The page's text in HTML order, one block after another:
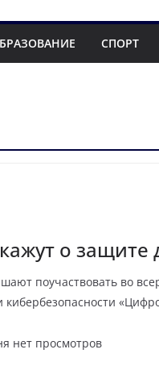
СПОРТ
о защите
поучаствовать во
нет просмотров